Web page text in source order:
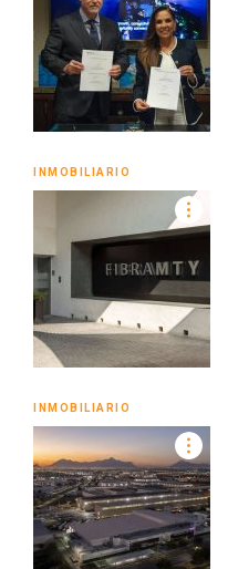
INMOBILIARIO
INMOBILIARIO